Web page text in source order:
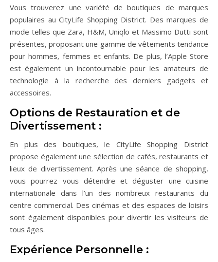
Vous trouverez une variété de boutiques de marques
populaires au CityLife Shopping District. Des marques de
mode telles que Zara, H&M, Uniqlo et Massimo Dutti sont
présentes, proposant une gamme de vêtements tendance
pour hommes, femmes et enfants. De plus, l’Apple Store
est également un incontournable pour les amateurs de
technologie à la recherche des derniers gadgets et
accessoires.
Options de Restauration et de
Divertissement :
En plus des boutiques, le CityLife Shopping District
propose également une sélection de cafés, restaurants et
lieux de divertissement. Après une séance de shopping,
vous pourrez vous détendre et déguster une cuisine
internationale dans l’un des nombreux restaurants du
centre commercial. Des cinémas et des espaces de loisirs
sont également disponibles pour divertir les visiteurs de
tous âges.
Expérience Personnelle :